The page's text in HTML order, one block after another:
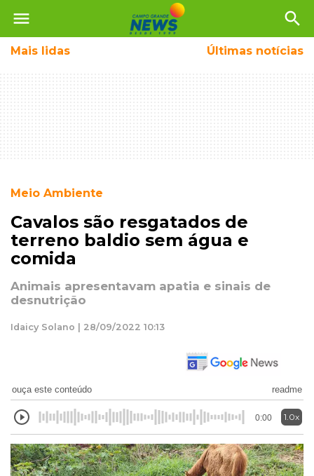
menu search
Mais lidas Últimas notícias
Meio Ambiente
Cavalos são resgatados de
terreno baldio sem água e
comida
Animais apresentavam apatia e sinais de
desnutrição
Idaicy Solano | 28/09/2022 10:13
ouça este conteúdo readme
0:00 1.0x